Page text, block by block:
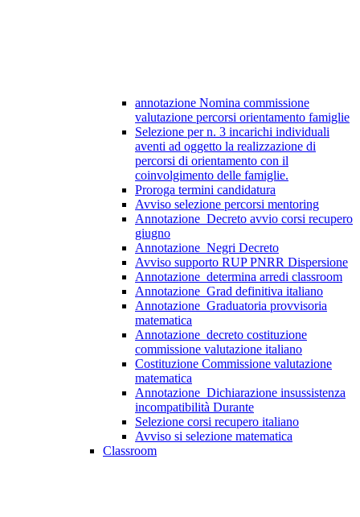
annotazione Nomina commissione
valutazione percorsi orientamento famiglie
Selezione per n. 3 incarichi individuali
aventi ad oggetto la realizzazione di
percorsi di orientamento con il
coinvolgimento delle famiglie.
Proroga termini candidatura
Avviso selezione percorsi mentoring
Annotazione_Decreto avvio corsi recupero
giugno
Annotazione_Negri Decreto
Avviso supporto RUP PNRR Dispersione
Annotazione_determina arredi classroom
Annotazione_Grad definitiva italiano
Annotazione_Graduatoria provvisoria
matematica
Annotazione_decreto costituzione
commissione valutazione italiano
Costituzione Commissione valutazione
matematica
Annotazione_Dichiarazione insussistenza
incompatibilità Durante
Selezione corsi recupero italiano
Avviso si selezione matematica
Classroom